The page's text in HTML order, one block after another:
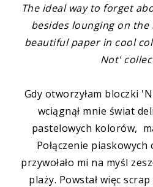
The ideal way to forget
besides lounging on
beautiful paper in cool
Not'
Gdy otworzyłam bloczki
wciągnął mnie świat
pastelowych kolorów,
Połączenie piaskowych
przywołało mi na myśl
plaży. Powstał więc